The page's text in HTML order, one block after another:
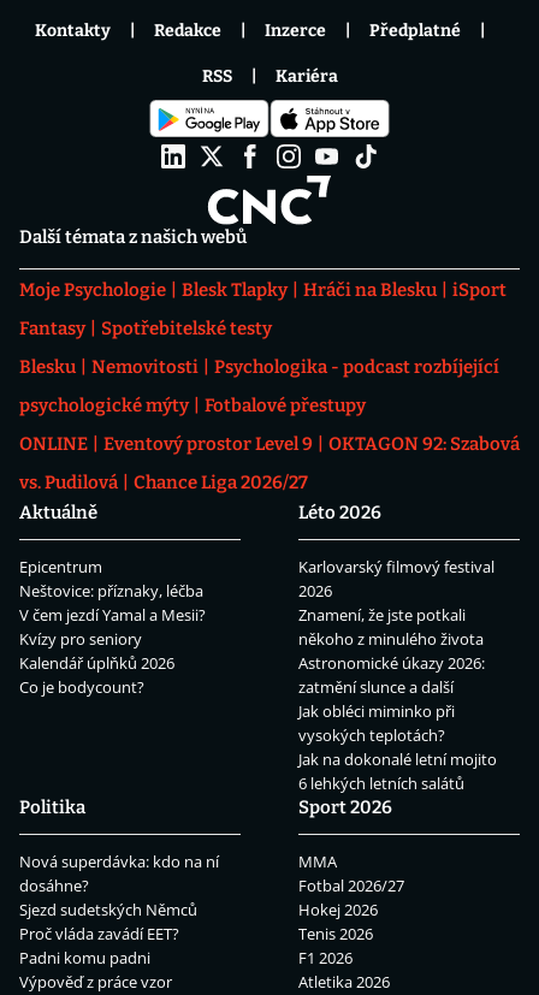
Další témata z našich webů
Moje Psychologie Blesk Tlapky Hráči na Blesku
iSport
Fantasy
Spotřebitelské testy
Blesku
Nemovitosti
Psychologika - podcast rozbíjející
psychologické mýty
Fotbalové přestupy
ONLINE
Eventový prostor Level 9
OKTAGON 92: Szabová
vs. Pudilová
Chance Liga 2026/27
Aktuálně
Epicentrum
Neštovice: příznaky, léčba
V čem jezdí Yamal a Mesii?
Kvízy pro seniory
Kalendář úplňků 2026
Co je bodycount?
Léto 2026
Karlovarský filmový festival
2026
Znamení, že jste potkali
někoho z minulého života
Astronomické úkazy 2026:
zatmění slunce a další
Jak obléci miminko při
vysokých teplotách?
Jak na dokonalé letní mojito
6 lehkých letních salátů
Politika
Nová superdávka: kdo na ní
dosáhne?
Sjezd sudetských Němců
Proč vláda zavádí EET?
Padni komu padni
Výpověď z práce vzor
Sport 2026
MMA
Fotbal 2026/27
Hokej 2026
Tenis 2026
F1 2026
Atletika 2026
Kontakty Redakce Inzerce Předplatné
RSS Kariéra